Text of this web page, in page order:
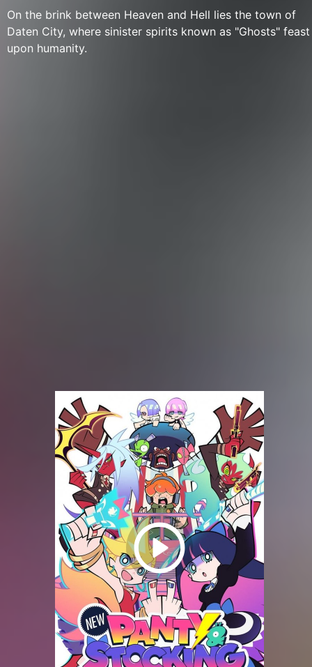
On the brink between Heaven and Hell lies the town of
Daten City, where sinister spirits known as "Ghosts" feast
upon humanity.